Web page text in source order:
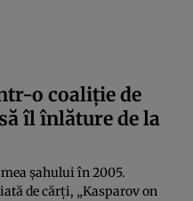
o coaliție de
îl înlăture de la
șahului în 2005.
de cărți, „Kasparov on